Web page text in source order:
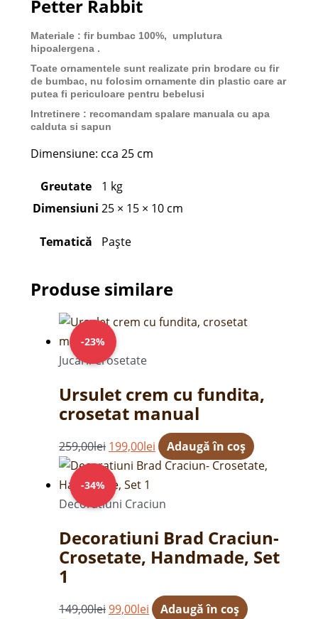
Petter Rabbit
Materiale : fir bumbac 100%, umplutura
hipoalergena .
Toate ornamentele sunt realizate prin brodare cu fir
de bumbac, nu folosim ornamente din plastic care ar
putea fi periculoare pentru bebelusi
Intretinere : recomandam spalare manuala cu apa
calduta si sapun
Dimensiune: cca 25 cm
Greutate
1 kg
Dimensiuni 25 × 15 × 10 cm
Tematică Paște
Produse similare
-23%
Jucarii Crosetate
Ursulet crem cu fundita,
crosetat manual
259,00lei
Prețul
inițial
a
259,00lei.
199,00lei
Prețul
Adaugă în coș
-34%
Decoratiuni Craciun
Decoratiuni Brad Craciun-
Crosetate, Handmade, Set
1
149,00lei
Prețul
inițial
a
149,00lei.
99,00lei
Prețul
este:
Adaugă în coș